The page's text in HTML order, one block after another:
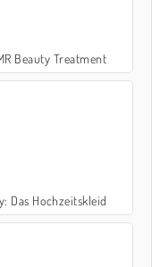
Beauty Treatment
Das Hochzeitskleid